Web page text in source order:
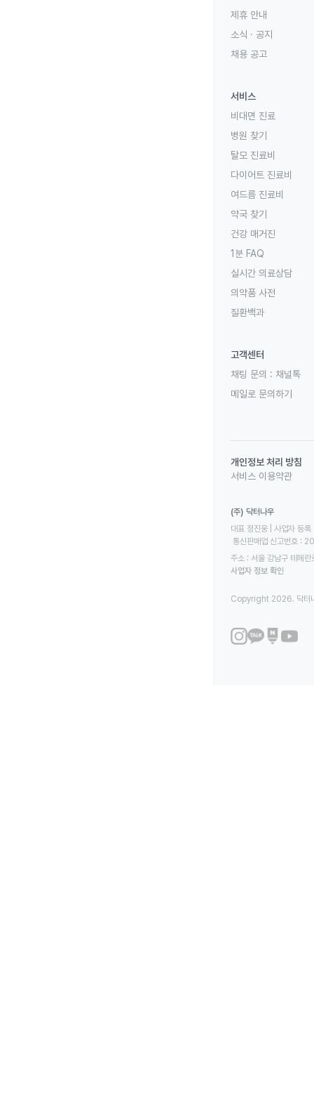
제휴 안내
소식 · 공지
채용 공고
서비스
비대면 진료
병원 찾기
탈모 진료비
다이어트 진료비
여드름 진료비
약국 찾기
건강 매거진
1분 FAQ
실시간 의료상담
의약품 사전
질환백과
고객센터
채팅 문의 : 채널톡
메일로 문의하기
개인정보 처리 방침
서비스 이용약관
(주) 닥터나우
대표 정진웅 | 사업자
통신판매업 신고번호
주소 : 서울 강남구 테헤
사업자 정보 확인
Copyright 2026. 닥터